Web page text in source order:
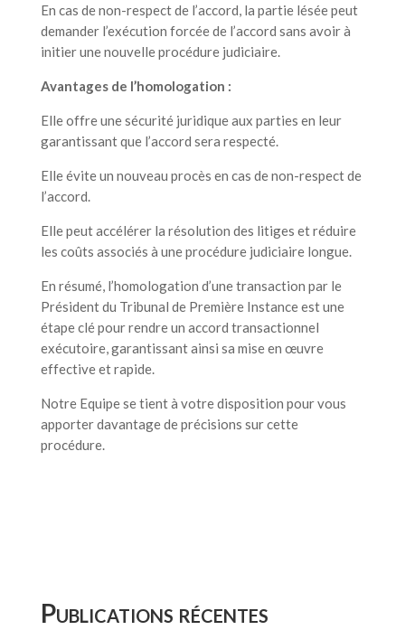
En cas de non-respect de l’accord, la partie lésée peut
demander l’exécution forcée de l’accord sans avoir à
initier une nouvelle procédure judiciaire.
Avantages de l’homologation :
Elle offre une sécurité juridique aux parties en leur
garantissant que l’accord sera respecté.
Elle évite un nouveau procès en cas de non-respect de
l’accord.
Elle peut accélérer la résolution des litiges et réduire
les coûts associés à une procédure judiciaire longue.
En résumé, l’homologation d’une transaction par le
Président du Tribunal de Première Instance est une
étape clé pour rendre un accord transactionnel
exécutoire, garantissant ainsi sa mise en œuvre
effective et rapide.
Notre Equipe se tient à votre disposition pour vous
apporter davantage de précisions sur cette
procédure.
Publications récentes